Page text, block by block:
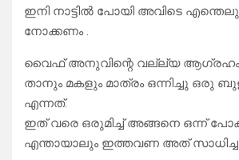
ഇനി നാട്ടിൽ പോയി അവിടെ
നോക്കണം .
വൈഫ് അനുവിന്റെ വല്ല്യ
താനും മകളും മാത്രം ഒന്നിച്ചു ഒരു
എന്നത്.
ഇത് വരെ ഒരുമിച്ച് അങ്ങനെ ഒന്ന്
എന്തായാലും ഇത്തവണ അത്